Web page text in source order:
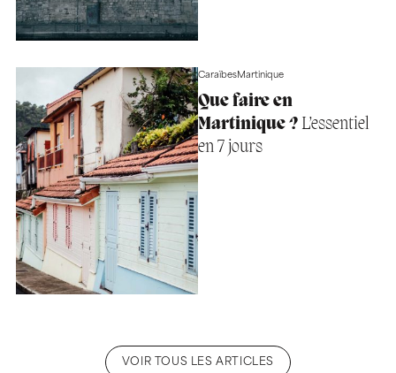
CaraïbesMartinique
Que faire en
Martinique ?L’essentiel
en 7 jours
VOIR TOUS LES ARTICLES